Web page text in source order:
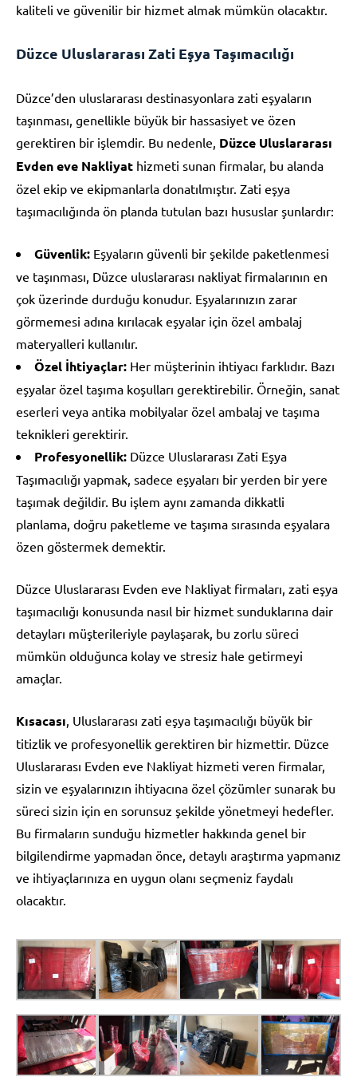
kaliteli ve güvenilir bir hizmet almak mümkün olacaktır.
Düzce Uluslararası Zati Eşya Taşımacılığı
Düzce’den uluslararası destinasyonlara zati eşyaların
taşınması, genellikle büyük bir hassasiyet ve özen
gerektiren bir işlemdir. Bu nedenle, Düzce Uluslararası
Evden eve Nakliyat hizmeti sunan firmalar, bu alanda
özel ekip ve ekipmanlarla donatılmıştır. Zati eşya
taşımacılığında ön planda tutulan bazı hususlar şunlardır:
Güvenlik: Eşyaların güvenli bir şekilde paketlenmesi
ve taşınması, Düzce uluslararası nakliyat firmalarının en
çok üzerinde durduğu konudur. Eşyalarınızın zarar
görmemesi adına kırılacak eşyalar için özel ambalaj
materyalleri kullanılır.
Özel İhtiyaçlar: Her müşterinin ihtiyacı farklıdır. Bazı
eşyalar özel taşıma koşulları gerektirebilir. Örneğin, sanat
eserleri veya antika mobilyalar özel ambalaj ve taşıma
teknikleri gerektirir.
Profesyonellik: Düzce Uluslararası Zati Eşya
Taşımacılığı yapmak, sadece eşyaları bir yerden bir yere
taşımak değildir. Bu işlem aynı zamanda dikkatli
planlama, doğru paketleme ve taşıma sırasında eşyalara
özen göstermek demektir.
Düzce Uluslararası Evden eve Nakliyat firmaları, zati eşya
taşımacılığı konusunda nasıl bir hizmet sunduklarına dair
detayları müşterileriyle paylaşarak, bu zorlu süreci
mümkün olduğunca kolay ve stresiz hale getirmeyi
amaçlar.
Kısacası , Uluslararası zati eşya taşımacılığı büyük bir
titizlik ve profesyonellik gerektiren bir hizmettir. Düzce
Uluslararası Evden eve Nakliyat hizmeti veren firmalar,
sizin ve eşyalarınızın ihtiyacına özel çözümler sunarak bu
süreci sizin için en sorunsuz şekilde yönetmeyi hedefler.
Bu firmaların sunduğu hizmetler hakkında genel bir
bilgilendirme yapmadan önce, detaylı araştırma yapmanız
ve ihtiyaçlarınıza en uygun olanı seçmeniz faydalı
olacaktır.